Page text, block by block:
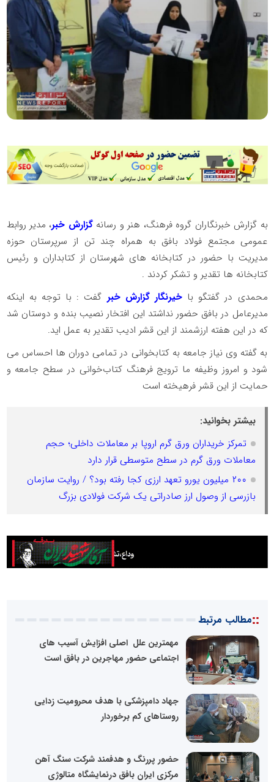
به گزارش خبرنگاران گروه فرهنگ، هنر و رسانه گزارش خبر، مدیر روابط
عمومی مجتمع فولاد بافق به همراه چند تن از سرپرستان حوزه
مدیریت با حضور در کتابخانه های شهرستان از کتابداران و رئیس
کتابخانه ها تقدیر و تشکر کردند .
محمدی در گفتگو با خیرنگار گزارش خبر گفت : با توجه به اینکه
مدیرعامل در بافق حضور نداشتد این افتخار نصیب بنده و دوستان شد
که در این هفته ارزشمند از این قشر ادیب تقدیر به عمل اید.
به گفته وی نیاز جامعه به کتابخوانی در تمامی دوران ها احساس می
شود و امروز وظیفه ما ترویج فرهنگ کتاب‌خوانی در سطح جامعه و
حمایت از این قشر فرهیخته است
بیشتر بخوانید:
تمرکز خریداران ورق گرم اروپا بر معاملات داخلی؛ حجم
معاملات ورق گرم در سطح متوسطی قرار دارد
۲۰۰ میلیون یورو تعهد ارزی کجا رفته بود؟ / روایت سازمان
بازرسی از وصول ارز صادراتی یک شرکت فولادی بزرگ
::مطالب مرتبط
مهمترین علل اصلی افزایش آسیب های
اجتماعی حضور مهاجرین در بافق است
جهاد دامپزشکی با هدف محرومیت زدایی
روستاهای کم برخوردار
حضور پررنگ و هدفمند شرکت سنگ آهن
مرکزی ایران بافق درنمایشگاه متالوژی